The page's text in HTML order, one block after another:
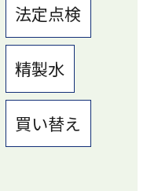
法定点検
精製水
買い替え